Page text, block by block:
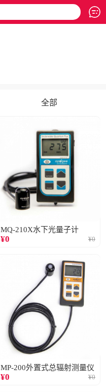
全部
MQ-210X水下光量子计
¥0 ¥0
MP-200外置式总辐射测量仪
¥0 ¥0